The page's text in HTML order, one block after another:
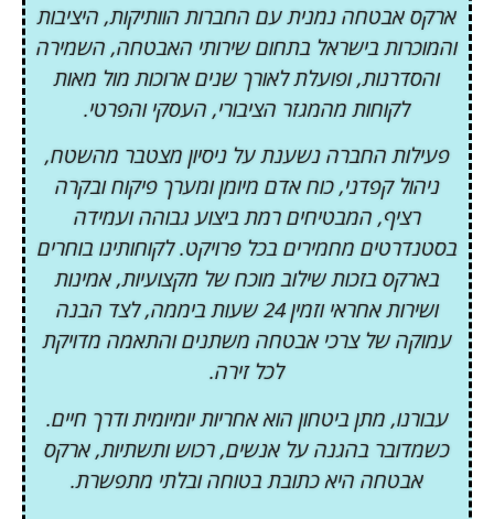
ארקס אבטחה נמנית עם החברות הוותיקות, היציבות
והמוכרות בישראל בתחום שירותי האבטחה, השמירה
והסדרנות, ופועלת לאורך שנים ארוכות מול מאות
לקוחות מהמגזר הציבורי, העסקי והפרטי.
פעילות החברה נשענת על ניסיון מצטבר מהשטח,
ניהול קפדני, כוח אדם מיומן ומערך פיקוח ובקרה
רציף, המבטיחים רמת ביצוע גבוהה ועמידה
בסטנדרטים מחמירים בכל פרויקט. לקוחותינו בוחרים
בארקס בזכות שילוב מוכח של מקצועיות, אמינות
ושירות אחראי וזמין 24 שעות ביממה, לצד הבנה
עמוקה של צרכי אבטחה משתנים והתאמה מדויקת
לכל זירה.
עבורנו, מתן ביטחון הוא אחריות יומיומית ודרך חיים.
כשמדובר בהגנה על אנשים, רכוש ותשתיות, ארקס
אבטחה היא כתובת בטוחה ובלתי מתפשרת.